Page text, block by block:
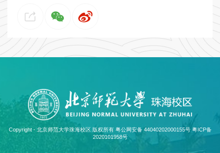
Copyright - 北京师范大学珠海校区 版权所有 粤公网安备 44040202000155号 粤ICP备
2020101958号